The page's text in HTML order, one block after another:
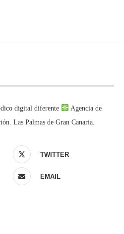
digital diferente
Agencia de
Las Palmas de Gran Canaria.
TWITTER
EMAIL